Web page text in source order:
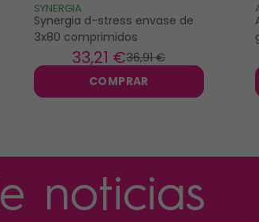
SYNERGIA
Synergia d-stress envase de
3x80 comprimidos
36,91 €
33,21 €
COMPRAR
noticias